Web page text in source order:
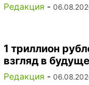
Редакция -
1 триллион
взгляд в
Редакция -